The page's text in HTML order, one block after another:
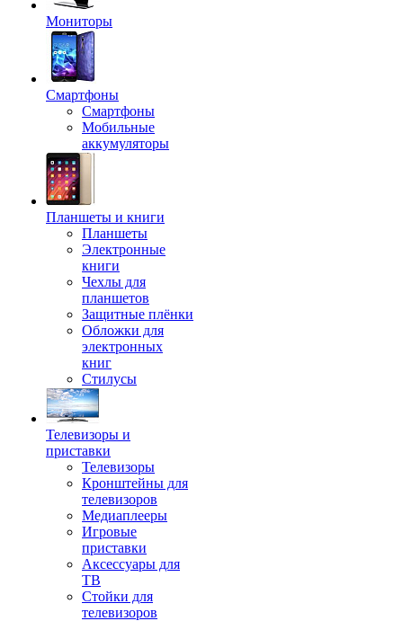
Мониторы
Смартфоны
Смартфоны
Мобильные
аккумуляторы
Планшеты и книги
Планшеты
Электронные
книги
Чехлы для
планшетов
Защитные плёнки
Обложки для
электронных
книг
Стилусы
Телевизоры и
приставки
Телевизоры
Кронштейны для
телевизоров
Медиаплееры
Игровые
приставки
Аксессуары для
ТВ
Стойки для
телевизоров